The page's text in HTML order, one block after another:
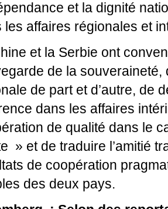
et la dignité
les affaires régionales et
et la Serbie ont
de la souveraineté,
de part et d’autre, de
dans les affaires
de qualité dans le
» et de traduire l’amitié
de coopération
des deux pays.